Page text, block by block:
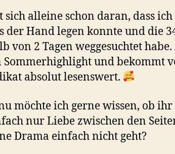
sich alleine schon daran, dass
der Hand legen konnte und die
von 2 Tagen weggesuchtet
Sommerhighlight und bekommt
absolut lesenswert.
möchte ich gerne wissen, ob
nur Liebe zwischen den
Drama einfach nicht geht?